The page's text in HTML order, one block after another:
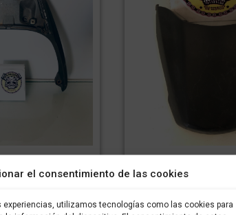
el consentimiento de las cookies
experiencias, utilizamos tecnologías como las cookies para
2017-2020
Embellecedor porta
KYMCO
24,08€ IVA incluido